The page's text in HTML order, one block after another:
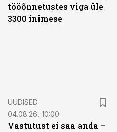
tööõnnetustes viga üle
3300 inimese
UUDISED
04.08.26, 10:00
Vastutust ei saa anda –